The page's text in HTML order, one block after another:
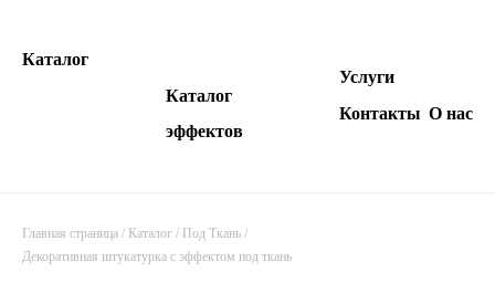
Каталог
Каталог
эффектов
Услуги
Контакты О нас
Главная страница / Каталог / Под Ткань /
Декоративная штукатурка с эффектом под ткань